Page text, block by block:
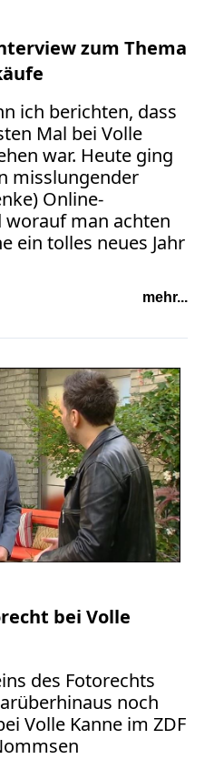
zum Thema
ich berichten, dass
Mal bei Volle
war. Heute ging
misslungender
Online-
worauf man achten
ein tolles neues Jahr
mehr...
bei Volle
des Fotorechts
noch
Volle Kanne im ZDF